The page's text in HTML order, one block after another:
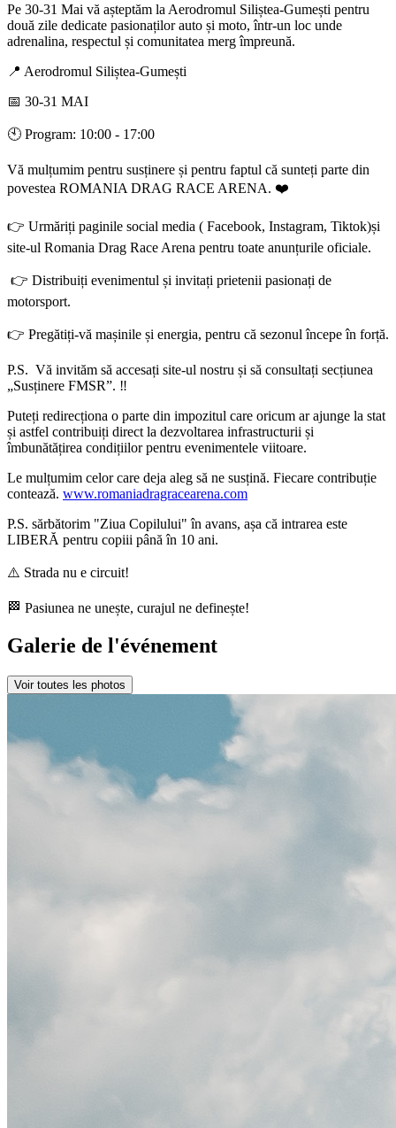
Pe 30-31 Mai vă așteptăm la Aerodromul Siliștea-Gumești pentru
două zile dedicate pasionaților auto și moto, într-un loc unde
adrenalina, respectul și comunitatea merg împreună.
📍 Aerodromul Siliștea-Gumești
📅 30-31 MAI
🕙 Program: 10:00 - 17:00
Vă mulțumim pentru susținere și pentru faptul că sunteți parte din
povestea ROMANIA DRAG RACE ARENA. ❤️
👉 Urmăriți paginile social media ( Facebook, Instagram, Tiktok)și
site-ul Romania Drag Race Arena pentru toate anunțurile oficiale.
👉 Distribuiți evenimentul și invitați prietenii pasionați de
motorsport.
👉 Pregătiți-vă mașinile și energia, pentru că sezonul începe în forță.
P.S. Vă invităm să accesați site-ul nostru și să consultați secțiunea
„Susținere FMSR”. ‼️
Puteți redirecționa o parte din impozitul care oricum ar ajunge la stat
și astfel contribuiți direct la dezvoltarea infrastructurii și
îmbunătățirea condițiilor pentru evenimentele viitoare.
Le mulțumim celor care deja aleg să ne susțină. Fiecare contribuție
contează. www.romaniadragracearena.com
P.S. sărbătorim "Ziua Copilului" în avans, așa că intrarea este
LIBERĂ pentru copiii până în 10 ani.
⚠️ Strada nu e circuit!
🏁 Pasiunea ne unește, curajul ne definește!
Galerie de l'événement
Voir toutes les photos